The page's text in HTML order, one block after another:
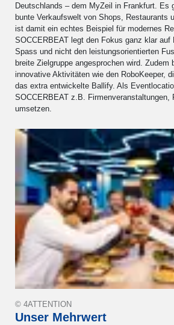
Deutschlands – dem MyZeil in Frankfurt. Es
bunte Verkaufswelt von Shops, Restaurants
ist damit ein echtes Beispiel für modernes
SOCCERBEAT legt den Fokus ganz klar auf
Spass und nicht den leistungsorientierten
breite Zielgruppe angesprochen wird. Zudem
innovative Aktivitäten wie den RoboKeeper,
das extra entwickelte Ballify. Als
SOCCERBEAT z.B. Firmenveranstaltungen,
umsetzen.
Unser Mehrwert
© 4ATTENTION